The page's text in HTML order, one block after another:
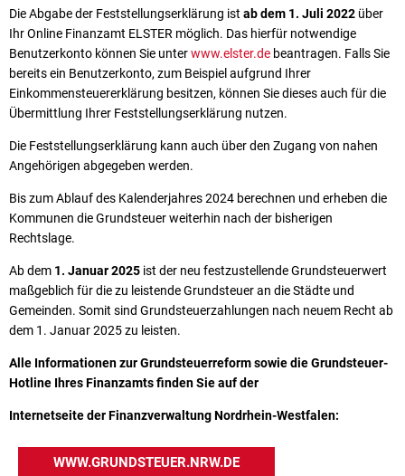
Die Abgabe der Feststellungserklärung ist ab dem 1. Juli 2022 über
Ihr Online Finanzamt ELSTER möglich. Das hierfür notwendige
Benutzerkonto können Sie unterwww.elster.de beantragen. Falls Sie
bereits ein Benutzerkonto, zum Beispiel aufgrund Ihrer
Einkommensteuererklärung besitzen, können Sie dieses auch für die
Übermittlung Ihrer Feststellungserklärung nutzen.
Die Feststellungserklärung kann auch über den Zugang von nahen
Angehörigen abgegeben werden.
Bis zum Ablauf des Kalenderjahres 2024 berechnen und erheben die
Kommunen die Grundsteuer weiterhin nach der bisherigen
Rechtslage.
Ab dem 1. Januar 2025 ist der neu festzustellende Grundsteuerwert
maßgeblich für die zu leistende Grundsteuer an die Städte und
Gemeinden. Somit sind Grundsteuerzahlungen nach neuem Recht ab
dem 1. Januar 2025 zu leisten.
Alle Informationen zur Grundsteuerreform sowie die Grundsteuer-
Hotline Ihres Finanzamts finden Sie auf der
Internetseite der Finanzverwaltung Nordrhein-Westfalen:
WWW.GRUNDSTEUER.NRW.DE